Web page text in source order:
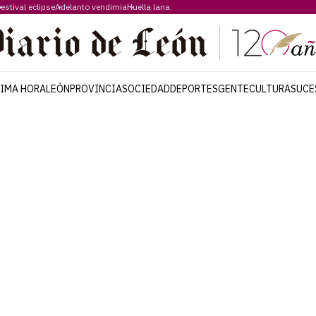
eclipseAdelanto vendimiaHuella lana
HORALEÓNPROVINCIASOCIEDADDEPORTESGENTECULTURA